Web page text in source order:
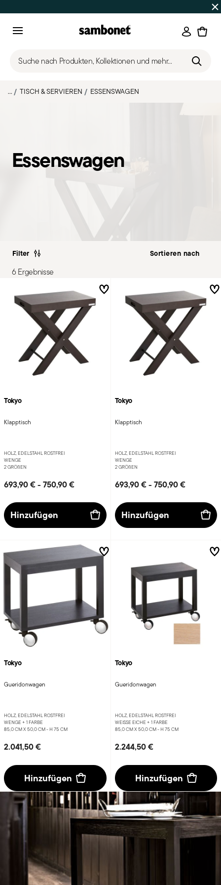
Bis zu 50% Rabatt auf ausgewählte
Suche nach Produkten, Kollektionen und mehr...
... TISCH & SERVIEREN ESSENSWAGEN
Essenswagen
Filter
6 Ergebnisse
Tokyo
Klapptisch
HOLZ, EDELSTAHL ROSTFREI
WENGE
2 GRÖßEN
693,90 €- 750,90 €
Hinzufügen
Tokyo
Klapptisch
HOLZ, EDELSTAHL ROSTFREI
WENGE
2 GRÖßEN
693,90 €- 750,90 €
Hinzufügen
Tokyo
Gueridonwagen
HOLZ, EDELSTAHL ROSTFREI
WENGE + 1 FARBE
85,0 CM X 50,0 CM - H 75 CM
2.041,50 €
Hinzufügen
Tokyo
Gueridonwagen
HOLZ, EDELSTAHL ROSTFREI
WEISSE EICHE + 1 FARBE
85,0 CM X 50,0 CM - H 75 CM
2.244,50 €
Hinzufügen